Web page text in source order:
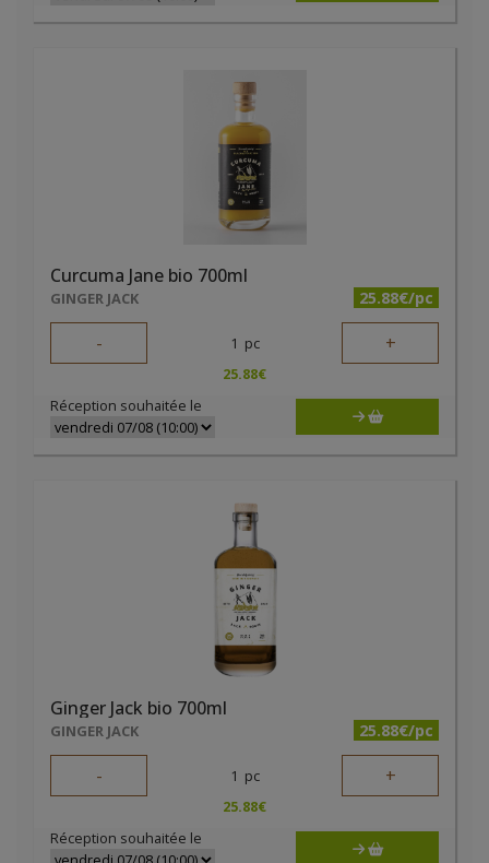
Curcuma Jane bio 700ml
GINGER JACK 25.88€/pc
- 1 pc +
25.88€
Réception souhaitée le
Ginger Jack bio 700ml
GINGER JACK 25.88€/pc
- 1 pc +
25.88€
Réception souhaitée le